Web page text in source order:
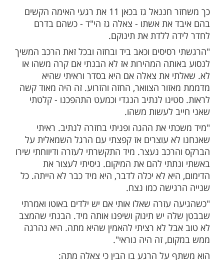
עוד תוכן חדש ומפתיע! התחברו לכל
שלנו בתהיליםבלחיצה כאן >>>​
ירוק שעושה סיבובים קטנים ומתקדם אלינו
ופתאום הוא כוון ישר על הנהגת. הלייזר היה של M16
בערך 15 מטר מאיתנו. פתאום היה בום, רעש מאוד חזק,
מולי".
כך משחזר חננאל גז בכאן 11 את רגעי האימה הקשים
את אשתו - צאלה גז הי"ד - כשהם בדרם
ללדת את תינוקם.
וכאב ביד ובחזה ובכל זאת הרכב המשיך
המהירות אז לא הבנתי אם קרה משהו או
את צאלה אם היא בסדר וראיתי שהיא
הצוואר, החזה והזרוע. זה היה מאוד קשה
לנתיב הנגדי וכמעט התהפכנו - קלטתי
לעשות משהו.